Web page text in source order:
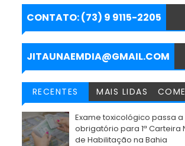
r
e
e
b
o
k
t
t
e
r
t
s
p
p
e
g
a
m
s
e
g
e
r
i
CONTATO: (73) 9 9115-2205
JITAUNAEMDIA@GMAIL.COM
RECENTES MAIS LIDAS
Exame toxicológico passa a
obrigatório para 1ª Carteira
de Habilitação na Bahia